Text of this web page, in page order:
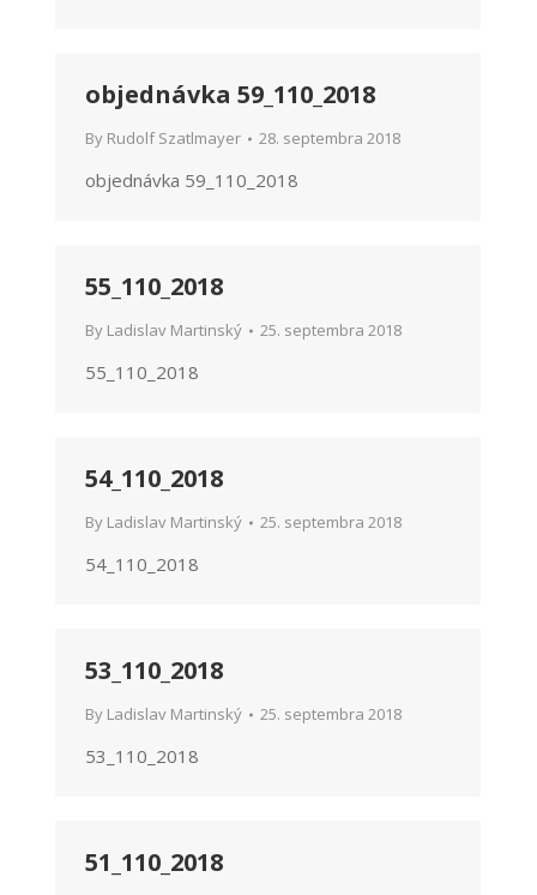
objednávka 59_110_2018
By Rudolf Szatlmayer 28. septembra 2018
objednávka 59_110_2018
55_110_2018
By Ladislav Martinský 25. septembra 2018
55_110_2018
54_110_2018
By Ladislav Martinský 25. septembra 2018
54_110_2018
53_110_2018
By Ladislav Martinský 25. septembra 2018
53_110_2018
51_110_2018